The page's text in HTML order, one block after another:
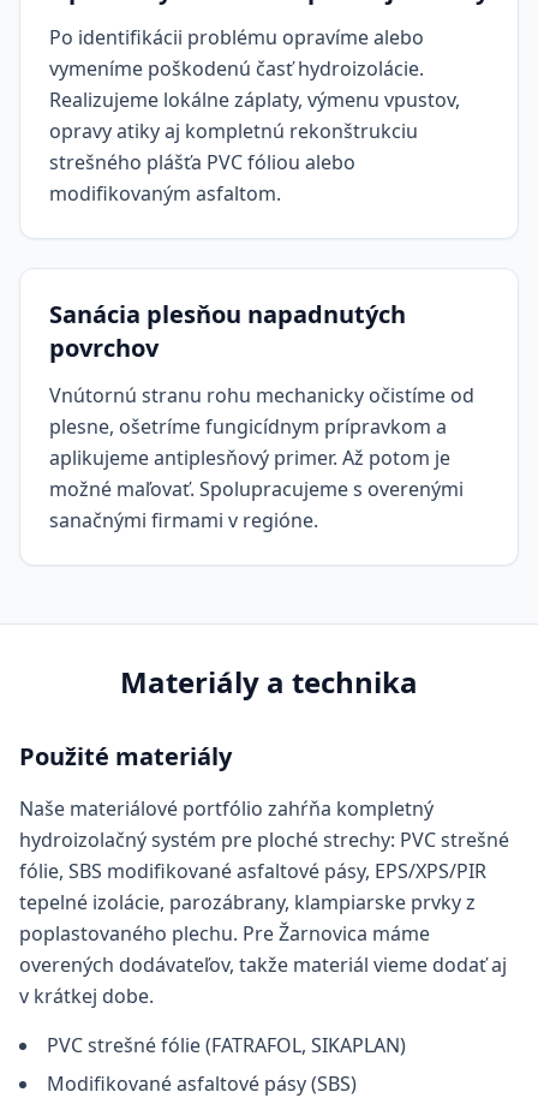
Po identifikácii problému opravíme alebo
vymeníme poškodenú časť hydroizolácie.
Realizujeme lokálne záplaty, výmenu vpustov,
opravy atiky aj kompletnú rekonštrukciu
strešného plášťa PVC fóliou alebo
modifikovaným asfaltom.
Sanácia plesňou napadnutých
povrchov
Vnútornú stranu rohu mechanicky očistíme od
plesne, ošetríme fungicídnym prípravkom a
aplikujeme antiplesňový primer. Až potom je
možné maľovať. Spolupracujeme s overenými
sanačnými firmami v regióne.
Materiály a technika
Použité materiály
Naše materiálové portfólio zahŕňa kompletný
hydroizolačný systém pre ploché strechy: PVC strešné
fólie, SBS modifikované asfaltové pásy, EPS/XPS/PIR
tepelné izolácie, parozábrany, klampiarske prvky z
poplastovaného plechu. Pre Žarnovica máme
overených dodávateľov, takže materiál vieme dodať aj
v krátkej dobe.
PVC strešné fólie (FATRAFOL, SIKAPLAN)
Modifikované asfaltové pásy (SBS)